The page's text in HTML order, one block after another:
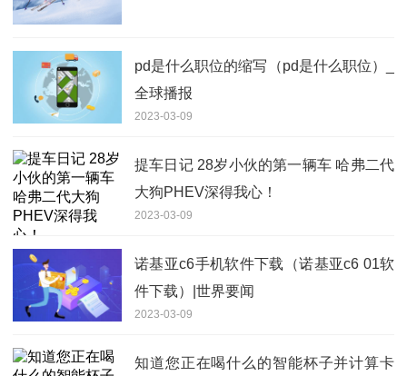
pd是什么职位的缩写（pd是什么职位）_
全球播报
2023-03-09
提车日记 28岁小伙的第一辆车 哈弗二代
大狗PHEV深得我心！
2023-03-09
诺基亚c6手机软件下载（诺基亚c6 01软
件下载）|世界要闻
2023-03-09
知道您正在喝什么的智能杯子并计算卡